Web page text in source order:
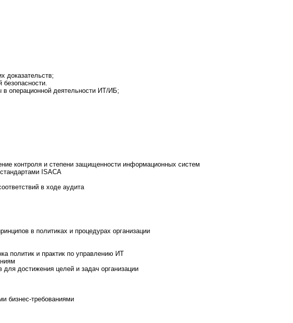
доказательств;
в операционной деятельности ИТ/ИБ;
контроля и степени защищенности информационных систем
ISACA
в ходе аудита
в политиках и процедурах организации
политик и практик по управлению ИТ
достижения целей и задач организации
бизнес-требованиями